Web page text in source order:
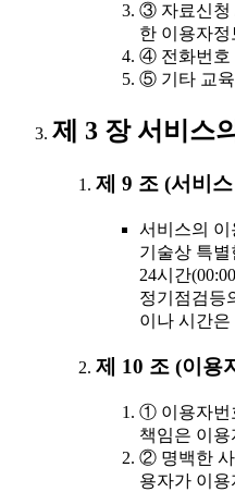
③ 자료신청
한 이용자정
④ 전화번호
⑤ 기타 교육
제 3 장 서비스
제 9 조 (서비
서비스의 이
기술상 특
24시간
정기점검등
이나 시간
제 10 조 (이용
① 이용자번
책임은 이
② 명백한 사
용자가 이